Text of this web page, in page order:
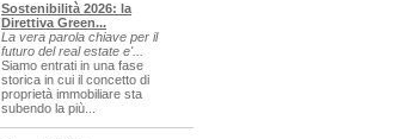
Sostenibilità 2026: la
Direttiva Green...
La vera parola chiave per il
futuro del real estate e'...
Siamo entrati in una fase
storica in cui il concetto di
proprietà immobiliare sta
subendo la più...